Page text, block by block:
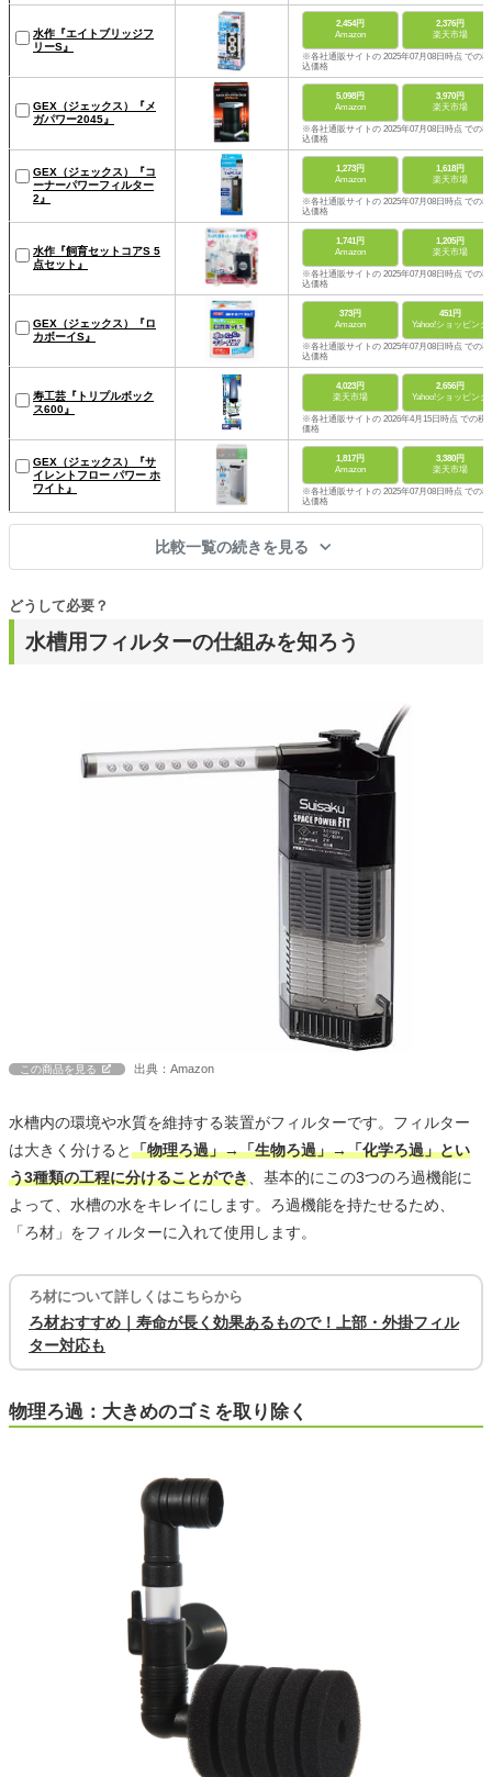
水作『エイトブリッジフ
リーS』
2,454円
Amazon
2,376円
楽天市場
※各社通販サイトの 2025年07月08日時点 での税
込価格
GEX（ジェックス）『メ
ガパワー2045』
5,098円
Amazon
3,970円
楽天市場
※各社通販サイトの 2025年07月08日時点 での税
込価格
GEX（ジェックス）『コ
ーナーパワーフィルター
2』
1,273円
Amazon
1,618円
楽天市場
※各社通販サイトの 2025年07月08日時点 での税
込価格
水作『飼育セットコアS 5
点セット』
1,741円
Amazon
1,205円
楽天市場
※各社通販サイトの 2025年07月08日時点 での税
込価格
GEX（ジェックス）『ロ
カボーイS』
373円
Amazon
451円
Yahoo!ショッピング
※各社通販サイトの 2025年07月08日時点 での税
込価格
寿工芸『トリプルボック
ス600』
4,023円
楽天市場
2,656円
Yahoo!ショッピング
※各社通販サイトの 2026年4月15日時点 での税
価格
GEX（ジェックス）『サ
イレントフロー パワー ホ
ワイト』
1,817円
Amazon
3,380円
楽天市場
※各社通販サイトの 2025年07月08日時点 での税
込価格
比較一覧の続きを見る
水槽用フィルターの仕組みを知ろう
どうして必要？
この商品を見る 出典：Amazon
水槽内の環境や水質を維持する装置がフィルターです。フィルター
は大きく分けると「物理ろ過」→「生物ろ過」→「化学ろ過」とい
う3種類の工程に分けることができ 、基本的にこの3つのろ過機能に
よって、水槽の水をキレイにします。ろ過機能を持たせるため、
「ろ材」をフィルターに入れて使用します。
ろ材について詳しくはこちらから
ろ材おすすめ｜寿命が長く効果あるもので！上部・外掛フィル
ター対応も
物理ろ過：大きめのゴミを取り除く